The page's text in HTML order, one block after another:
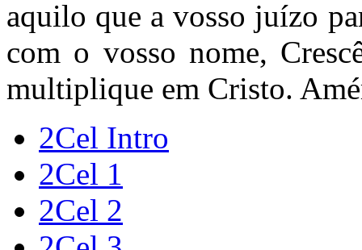
aquilo que a vosso juízo
com o vosso nome,
multiplique em Cristo.
2Cel Intro
2Cel 1
2Cel 2